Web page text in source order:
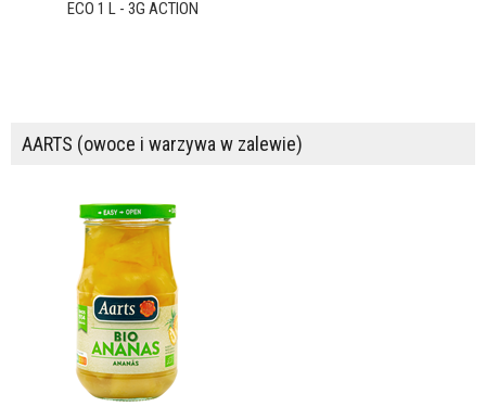
ECO 1 L - 3G ACTION
AARTS (owoce i warzywa w zalewie)